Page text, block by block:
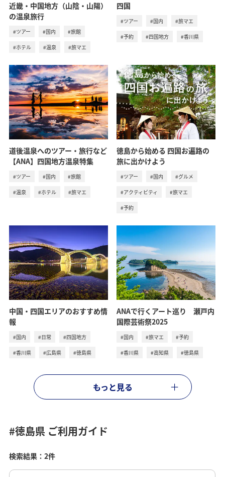
近畿・中国地方（山陰・山陽）
の温泉旅行
#ツアー #国内 #旅館
#ホテル #温泉 #旅マエ
四国
#ツアー #国内 #旅マエ
#予約 #四国地方 #香川県
道後温泉へのツアー・旅行など
【ANA】四国地方温泉特集
#ツアー #国内 #旅館
#温泉 #ホテル #旅マエ
徳島から始める 四国お遍路の
旅に出かけよう
#ツアー #国内 #グルメ
#アクティビティ #旅マエ
#予約
中国・四国エリアのおすすめ情
報
#国内 #日常 #四国地方
#香川県 #広島県 #徳島県
ANAで行くアート巡り 瀬戸内
国際芸術祭2025
#国内 #旅マエ #予約
#香川県 #高知県 #徳島県
もっと見る
#徳島県 ご利用ガイド
検索結果：2件